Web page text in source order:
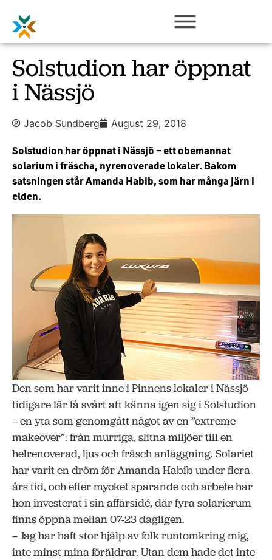
Solstudion har öppnat
i Nässjö
Jacob Sundberg August 29, 2018
Solstudion har öppnat i Nässjö – ett obemannat
solarium i fräscha, nyrenoverade lokaler. Bakom
satsningen står Amanda Habib, som har många järn i
elden.
Den som har varit inne i Pinnens lokaler i Nässjö
tidigare lär få svårt att känna igen sig i Solstudion
– en yta som genomgått något av en ”extreme
makeover”: från murriga, slitna miljöer till en
helrenoverad, ljus och fräsch anläggning. Solariet
har varit en dröm för Amanda Habib under flera
års tid, och efter mycket sparande och arbete har
hon investerat i sin affärsidé, där fyra solarierum
finns öppna mellan 07-23 dagligen.
– Jag har haft stor hjälp av folk runtomkring mig,
inte minst mina föräldrar. Utan dem hade det inte